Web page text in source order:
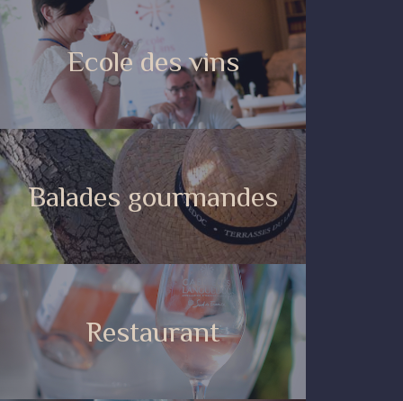
Ecole des vins
Balades gourmandes
Restaurant